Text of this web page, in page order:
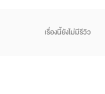
เรื่องนี้ยังไม่มีรีวิว